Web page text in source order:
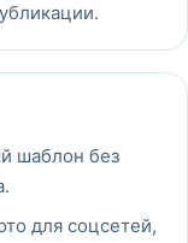
шаблон без
для соцсетей,